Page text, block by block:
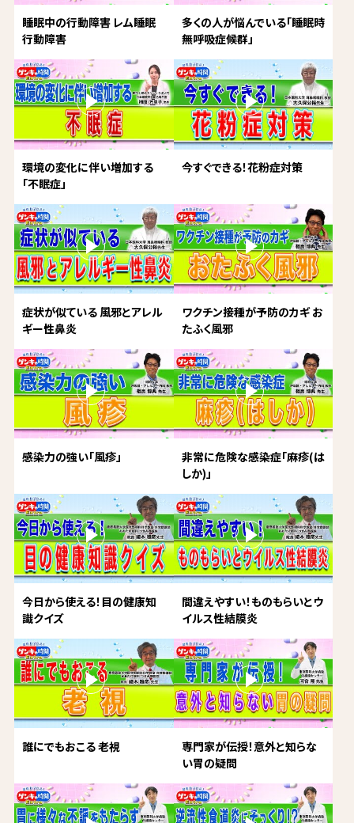
睡眠中の行動障害 レム睡眠
行動障害
多くの人が悩んでいる「睡眠時
無呼吸症候群」
環境の変化に伴い増加する
「不眠症」
今すぐできる！花粉症対策
症状が似ている 風邪とアレル
ギー性鼻炎
ワクチン接種が予防のカギ お
たふく風邪
感染力の強い「風疹」
非常に危険な感染症「麻疹(は
しか)」
今日から使える！目の健康知
識クイズ
間違えやすい！ものもらいとウ
イルス性結膜炎
誰にでもおこる 老視
専門家が伝授！意外と知らな
い胃の疑問